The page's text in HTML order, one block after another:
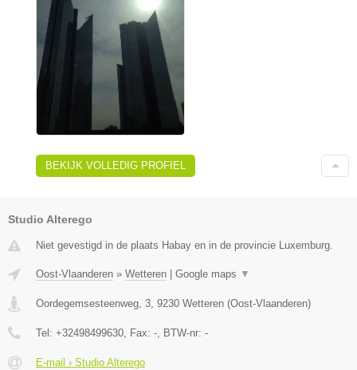
BEKIJK VOLLEDIG PROFIEL
Studio Alterego
Niet gevestigd in de plaats Habay en in de provincie Luxemburg.
Oost-Vlaanderen » Wetteren Google maps ▼
Oordegemsesteenweg, 3, 9230 Wetteren (Oost-Vlaanderen)
Tel: +32498499630, Fax: -, BTW-nr: -
E-mail › Studio Alterego